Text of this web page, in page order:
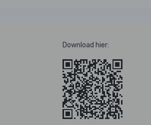
Download hier: